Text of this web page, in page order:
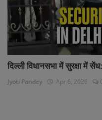
दिल्ली विधानसभा में सुरक्षा
Jyoti Pandey Apr 6, 2026